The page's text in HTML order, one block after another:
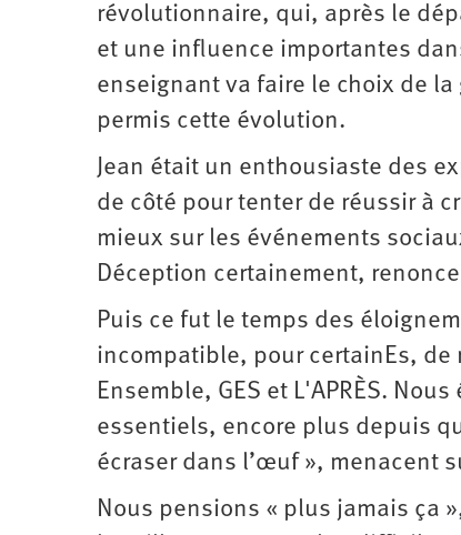
révolutionnaire, qui, après le
et une influence importantes
enseignant va faire le choix de
permis cette évolution.
Jean était un enthousiaste des
de côté pour tenter de réussir à
mieux sur les événements
Déception certainement,
Puis ce fut le temps des
incompatible, pour certainEs, de
Ensemble, GES et L'APRÈS.
essentiels, encore plus depuis
écraser dans l’œuf », menacent
Nous pensions « plus jamais ça